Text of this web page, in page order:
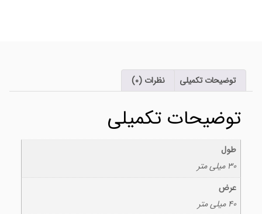
توضیحات تکمیلی نظرات (0)
توضیحات تکمیلی
طول
30 میلی متر
عرض
۴۰ میلی متر